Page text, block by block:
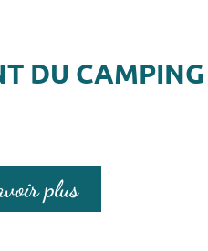
DU CAMPING
plus